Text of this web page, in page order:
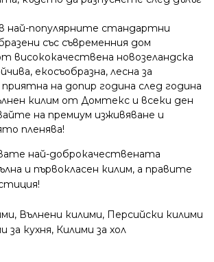
най-популярните стандартни
със съвременния дом
висококачествена новозеландска
екосъобразна, лесна за
на допир година след година
килим от Домтекс и всеки ден
на премиум изживяване и
пленява!
най-доброкачествената
и първокласен килим, а правите
, Вълнени килими, Персийски килими
за кухня, Килими за хол